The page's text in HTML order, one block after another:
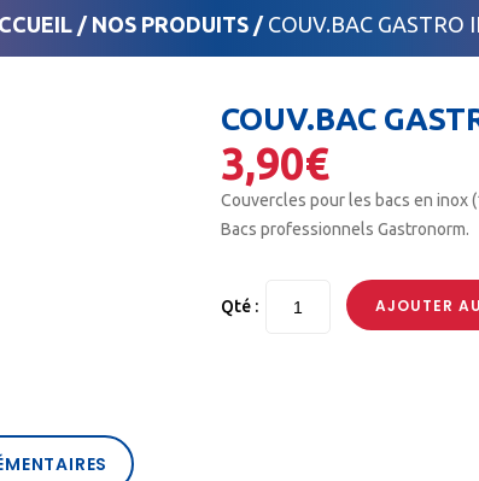
/ NOS PRODUITS/ COUV.BAC GASTRO
COUV.BAC
3,90€
Couvercles pour les bacs en inox
Bacs professionnels Gastronorm.
Qté : AJOUTER